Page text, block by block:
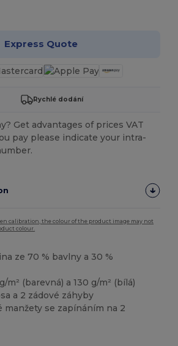
Express Quote
Rychlé dodání
Get advantages of prices VAT
pay please indicate your intra-
calibration, the colour of the product image may not
colour.
ze 70 % bavlny a 30 %
m² (barevná) a 130 g/m² (bílá)
a 2 zádové záhyby
manžety se zapínáním na 2